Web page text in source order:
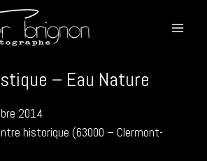
– Eau Nature
2014
historique (63000 – Clermont-